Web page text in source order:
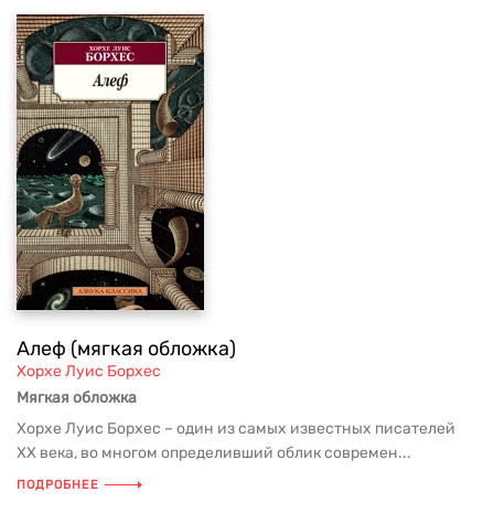
Алеф (мягкая обложка)
Хорхе Луис Борхес
Мягкая обложка
Хорхе Луис Борхес – один из самых известных писателей
ХХ века, во многом определивший облик современ...
ПОДРОБНЕЕ